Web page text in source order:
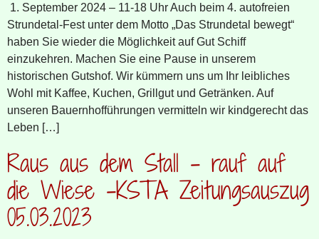
1. September 2024 – 11-18 Uhr Auch beim 4. autofreien
Strundetal-Fest unter dem Motto „Das Strundetal bewegt“
haben Sie wieder die Möglichkeit auf Gut Schiff
einzukehren. Machen Sie eine Pause in unserem
historischen Gutshof. Wir kümmern uns um Ihr leibliches
Wohl mit Kaffee, Kuchen, Grillgut und Getränken. Auf
unseren Bauernhofführungen vermitteln wir kindgerecht das
Leben […]
Raus aus dem Stall – rauf auf
die Wiese -KSTA Zeitungsauszug
05.03.2023